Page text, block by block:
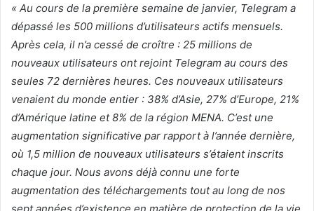
« Au cours de la première semaine de janvier, Telegram a
dépassé les 500 millions d’utilisateurs actifs mensuels.
Après cela, il n’a cessé de croître : 25 millions de
nouveaux utilisateurs ont rejoint Telegram au cours des
seules 72 dernières heures. Ces nouveaux utilisateurs
venaient du monde entier : 38% d’Asie, 27% d’Europe, 21%
d’Amérique latine et 8% de la région MENA. C’est une
augmentation significative par rapport à l’année dernière,
où 1,5 million de nouveaux utilisateurs s’étaient inscrits
chaque jour. Nous avons déjà connu une forte
augmentation des téléchargements tout au long de nos